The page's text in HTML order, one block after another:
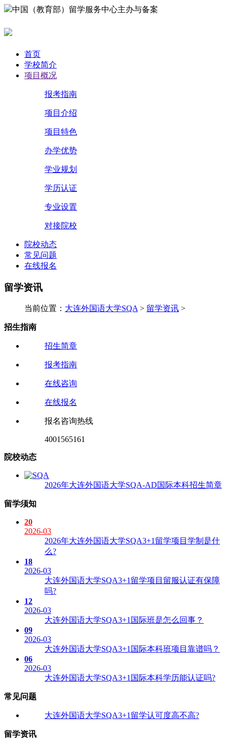
中国（教育部）留学服务中心主办与备案
首页
学校简介
项目概况
报考指南
项目介绍
项目特色
办学优势
学业规划
学历认证
专业设置
对接院校
院校动态
常见问题
在线报名
留学资讯
当前位置： 大连外国语大学SQA > 留学资讯 >
招生指南
招生简章
报考指南
在线咨询
在线报名
报名咨询热线
4001565161
院校动态
2026年大连外国语大学SQA-AD国际本科招生简章
留学须知
20
2026-03
2026年大连外国语大学SQA3+1留学项目学制是什
么?
18
2026-03
大连外国语大学SQA3+1留学项目留服认证有保障
吗?
12
2026-03
大连外国语大学SQA3+1国际班是怎么回事？
09
2026-03
大连外国语大学SQA3+1国际本科班项目靠谱吗？
06
2026-03
大连外国语大学SQA3+1国际本科学历能认证吗?
常见问题
大连外国语大学SQA3+1留学认可度高不高?
留学资讯